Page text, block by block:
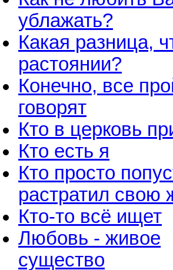
ублажать?
Какая разница,
растоянии?
Конечно, все
говорят
Кто в церковь
Кто есть я
Кто просто
растратил свою
Кто-то всё ищет
Любовь - живое
существо